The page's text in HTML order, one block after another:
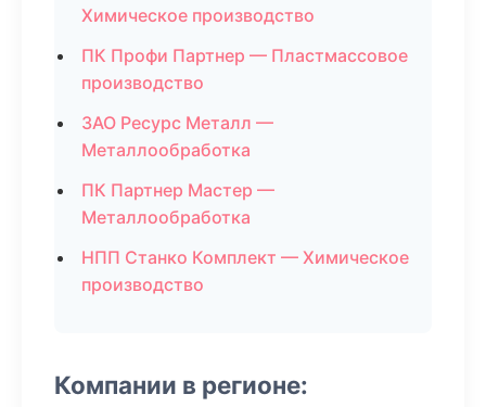
Химическое производство
ПК Профи Партнер — Пластмассовое
производство
ЗАО Ресурс Металл —
Металлообработка
ПК Партнер Мастер —
Металлообработка
НПП Станко Комплект — Химическое
производство
Компании в регионе: